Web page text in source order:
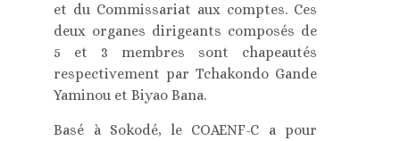
et du Commissariat aux comptes. Ces
deux organes dirigeants composés de
5 et 3 membres sont chapeautés
respectivement par Tchakondo Gande
Yaminou et Biyao Bana.
Basé à Sokodé, le COAENF-C a pour